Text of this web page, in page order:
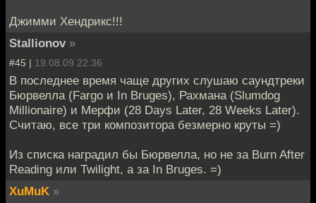
Джимми Хендрикс!!!
Stallionov »
#45 | 19.08.09 22:36
В последнее время чаще других слушаю саундтреки
Бюрвелла (Fargo и In Bruges), Рахмана (Slumdog
Millionaire) и Мерфи (28 Days Later, 28 Weeks Later).
Считаю, все три композитора безмерно круты =)
Из списка наградил бы Бюрвелла, но не за Burn After
Reading или Twilight, а за In Bruges. =)
XuMuK »